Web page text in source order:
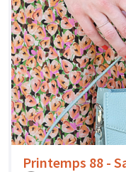
Printemps 88 -